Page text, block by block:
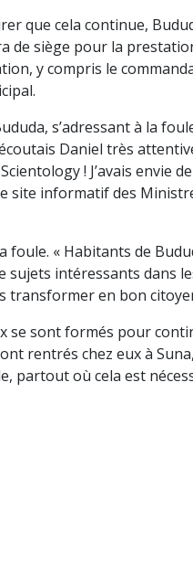
que cela continue,
siège pour la
y compris le
s’adressant à la
Daniel très
! J’avais envie
site informatif des
foule. « Habitants de
intéressants dans
transformer en bon
se sont formés pour
rentrés chez eux à
partout où cela est